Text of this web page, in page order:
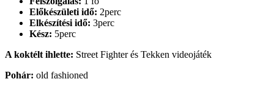
Előkészületi idő: 2perc
Elkészítési idő: 3perc
Kész: 5perc
A koktélt ihlette: Street Fighter és Tekken videojáték
Pohár: old fashioned